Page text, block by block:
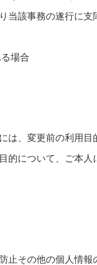
当該事務の遂行に支
場合
は、変更前の利用目
的について、ご本人
止その他の個人情報